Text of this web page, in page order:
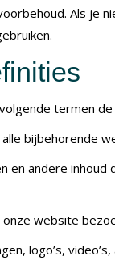
Als je
termen
bijbehorende
en andere
website
logo’s,